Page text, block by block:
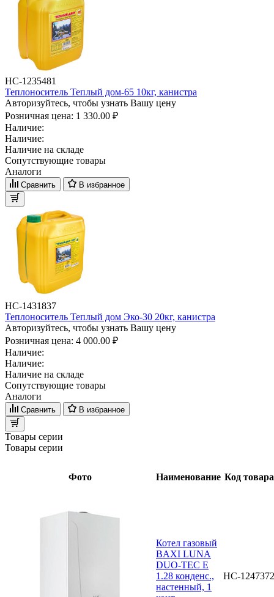
НС-1235481
Теплоноситель Теплый дом-65 10кг, канистра
Авторизуйтесь, чтобы узнать Вашу цену
Розничная цена: 1 330.00 ₽
Наличие:
Наличие:
Наличие на складе
Сопутствующие товары
Аналоги
Сравнить В избранное
НС-1431837
Теплоноситель Теплый дом Эко-30 20кг, канистра
Авторизуйтесь, чтобы узнать Вашу цену
Розничная цена: 4 000.00 ₽
Наличие:
Наличие:
Наличие на складе
Сопутствующие товары
Аналоги
Сравнить В избранное
Товары серии
Товары серии
Фото Наименование Код товара
Котел газовый
BAXI LUNA
DUO-TEC E
1.28 конденс.,
настенный, 1
НС-1247372